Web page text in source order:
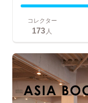
コレクター
173 人